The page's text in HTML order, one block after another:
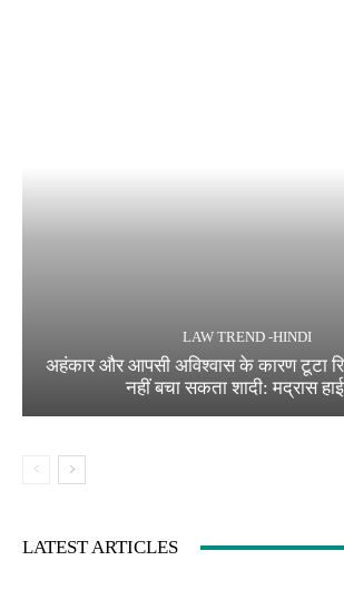
LAW TREND -HINDI
अहंकार और आपसी अविश्वास के कारण टूटा
नहीं बचा सकता शादी: मद्रास
LATEST ARTICLES